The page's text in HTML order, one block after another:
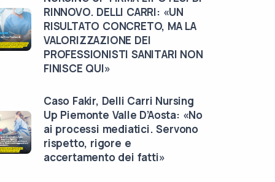
RINNOVO. DELLI CARRI: «UN
RISULTATO CONCRETO, MA LA
VALORIZZAZIONE DEI
PROFESSIONISTI SANITARI NON
FINISCE QUI»
Caso Fakir, Delli Carri Nursing
Up Piemonte Valle D’Aosta: «No
ai processi mediatici. Servono
rispetto, rigore e
accertamento dei fatti»